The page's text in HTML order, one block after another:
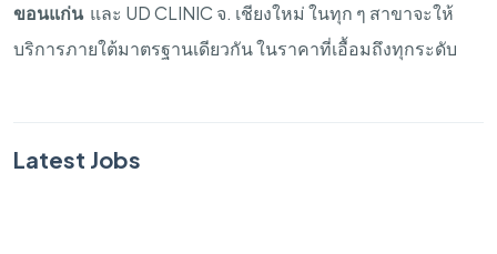
ขอนแก่น และ UD CLINIC จ. เชียงใหม่ในทุก ๆ สาขาจะให้
บริการภายใต้มาตรฐานเดียวกันในราคาที่เอื้อมถึงทุกระดับ
Latest Jobs